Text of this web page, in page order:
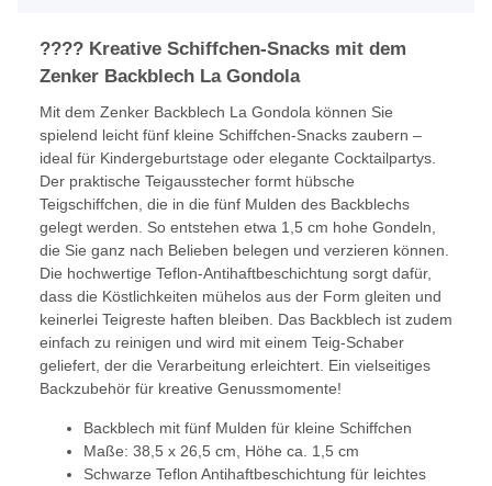
???? Kreative Schiffchen-Snacks mit dem
Zenker Backblech La Gondola
Mit dem Zenker Backblech La Gondola können Sie
spielend leicht fünf kleine Schiffchen-Snacks zaubern –
ideal für Kindergeburtstage oder elegante Cocktailpartys.
Der praktische Teigausstecher formt hübsche
Teigschiffchen, die in die fünf Mulden des Backblechs
gelegt werden. So entstehen etwa 1,5 cm hohe Gondeln,
die Sie ganz nach Belieben belegen und verzieren können.
Die hochwertige Teflon-Antihaftbeschichtung sorgt dafür,
dass die Köstlichkeiten mühelos aus der Form gleiten und
keinerlei Teigreste haften bleiben. Das Backblech ist zudem
einfach zu reinigen und wird mit einem Teig-Schaber
geliefert, der die Verarbeitung erleichtert. Ein vielseitiges
Backzubehör für kreative Genussmomente!
Backblech mit fünf Mulden für kleine Schiffchen
Maße: 38,5 x 26,5 cm, Höhe ca. 1,5 cm
Schwarze Teflon Antihaftbeschichtung für leichtes